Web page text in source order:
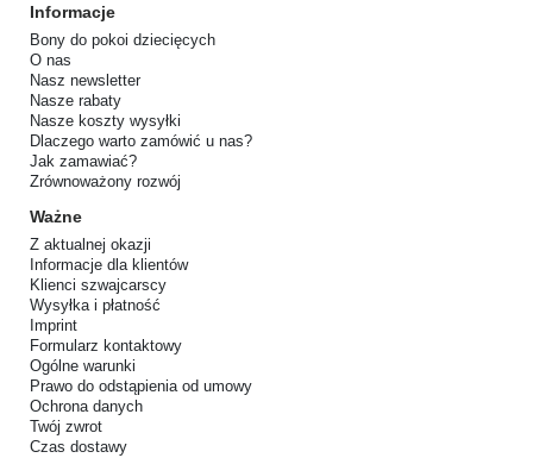
Informacje
Bony do pokoi dziecięcych
O nas
Nasz newsletter
Nasze rabaty
Nasze koszty wysyłki
Dlaczego warto zamówić u nas?
Jak zamawiać?
Zrównoważony rozwój
Ważne
Z aktualnej okazji
Informacje dla klientów
Klienci szwajcarscy
Wysyłka i płatność
Imprint
Formularz kontaktowy
Ogólne warunki
Prawo do odstąpienia od umowy
Ochrona danych
Twój zwrot
Czas dostawy